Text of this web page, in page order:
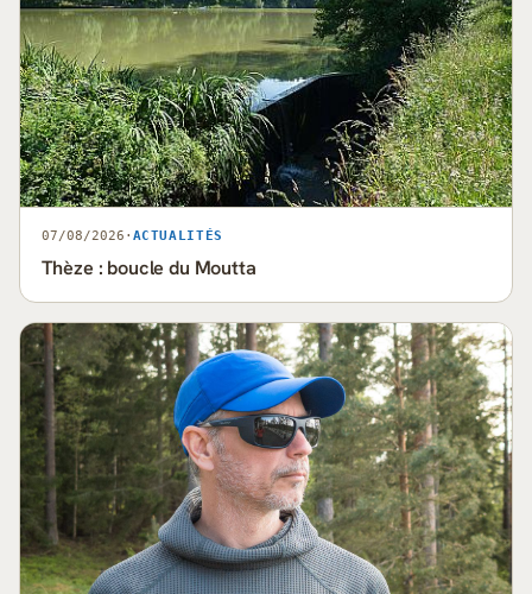
07/08/2026 · ACTUALITÉS
Thèze : boucle du Moutta